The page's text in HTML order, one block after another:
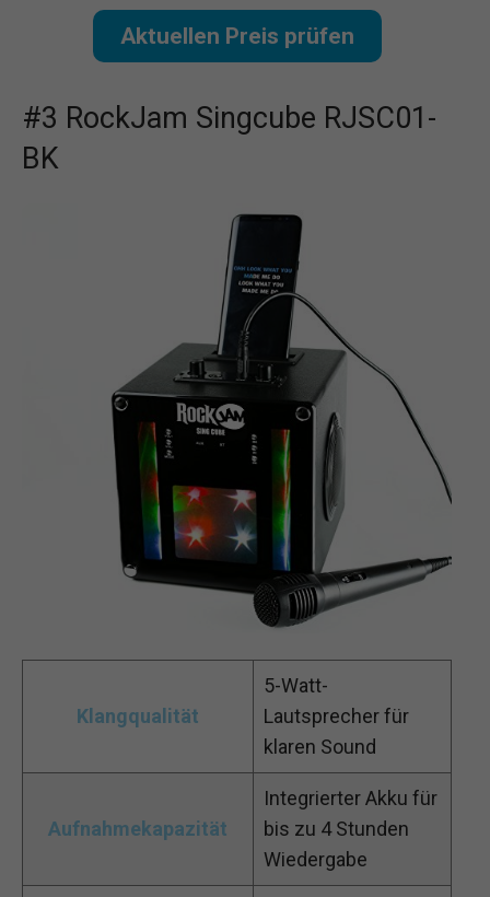
Aktuellen Preis prüfen
#3 RockJam Singcube RJSC01-
BK
Klangqualität
5-Watt-
Lautsprecher für
klaren Sound
Aufnahmekapazität
Integrierter Akku für
bis zu 4 Stunden
Wiedergabe